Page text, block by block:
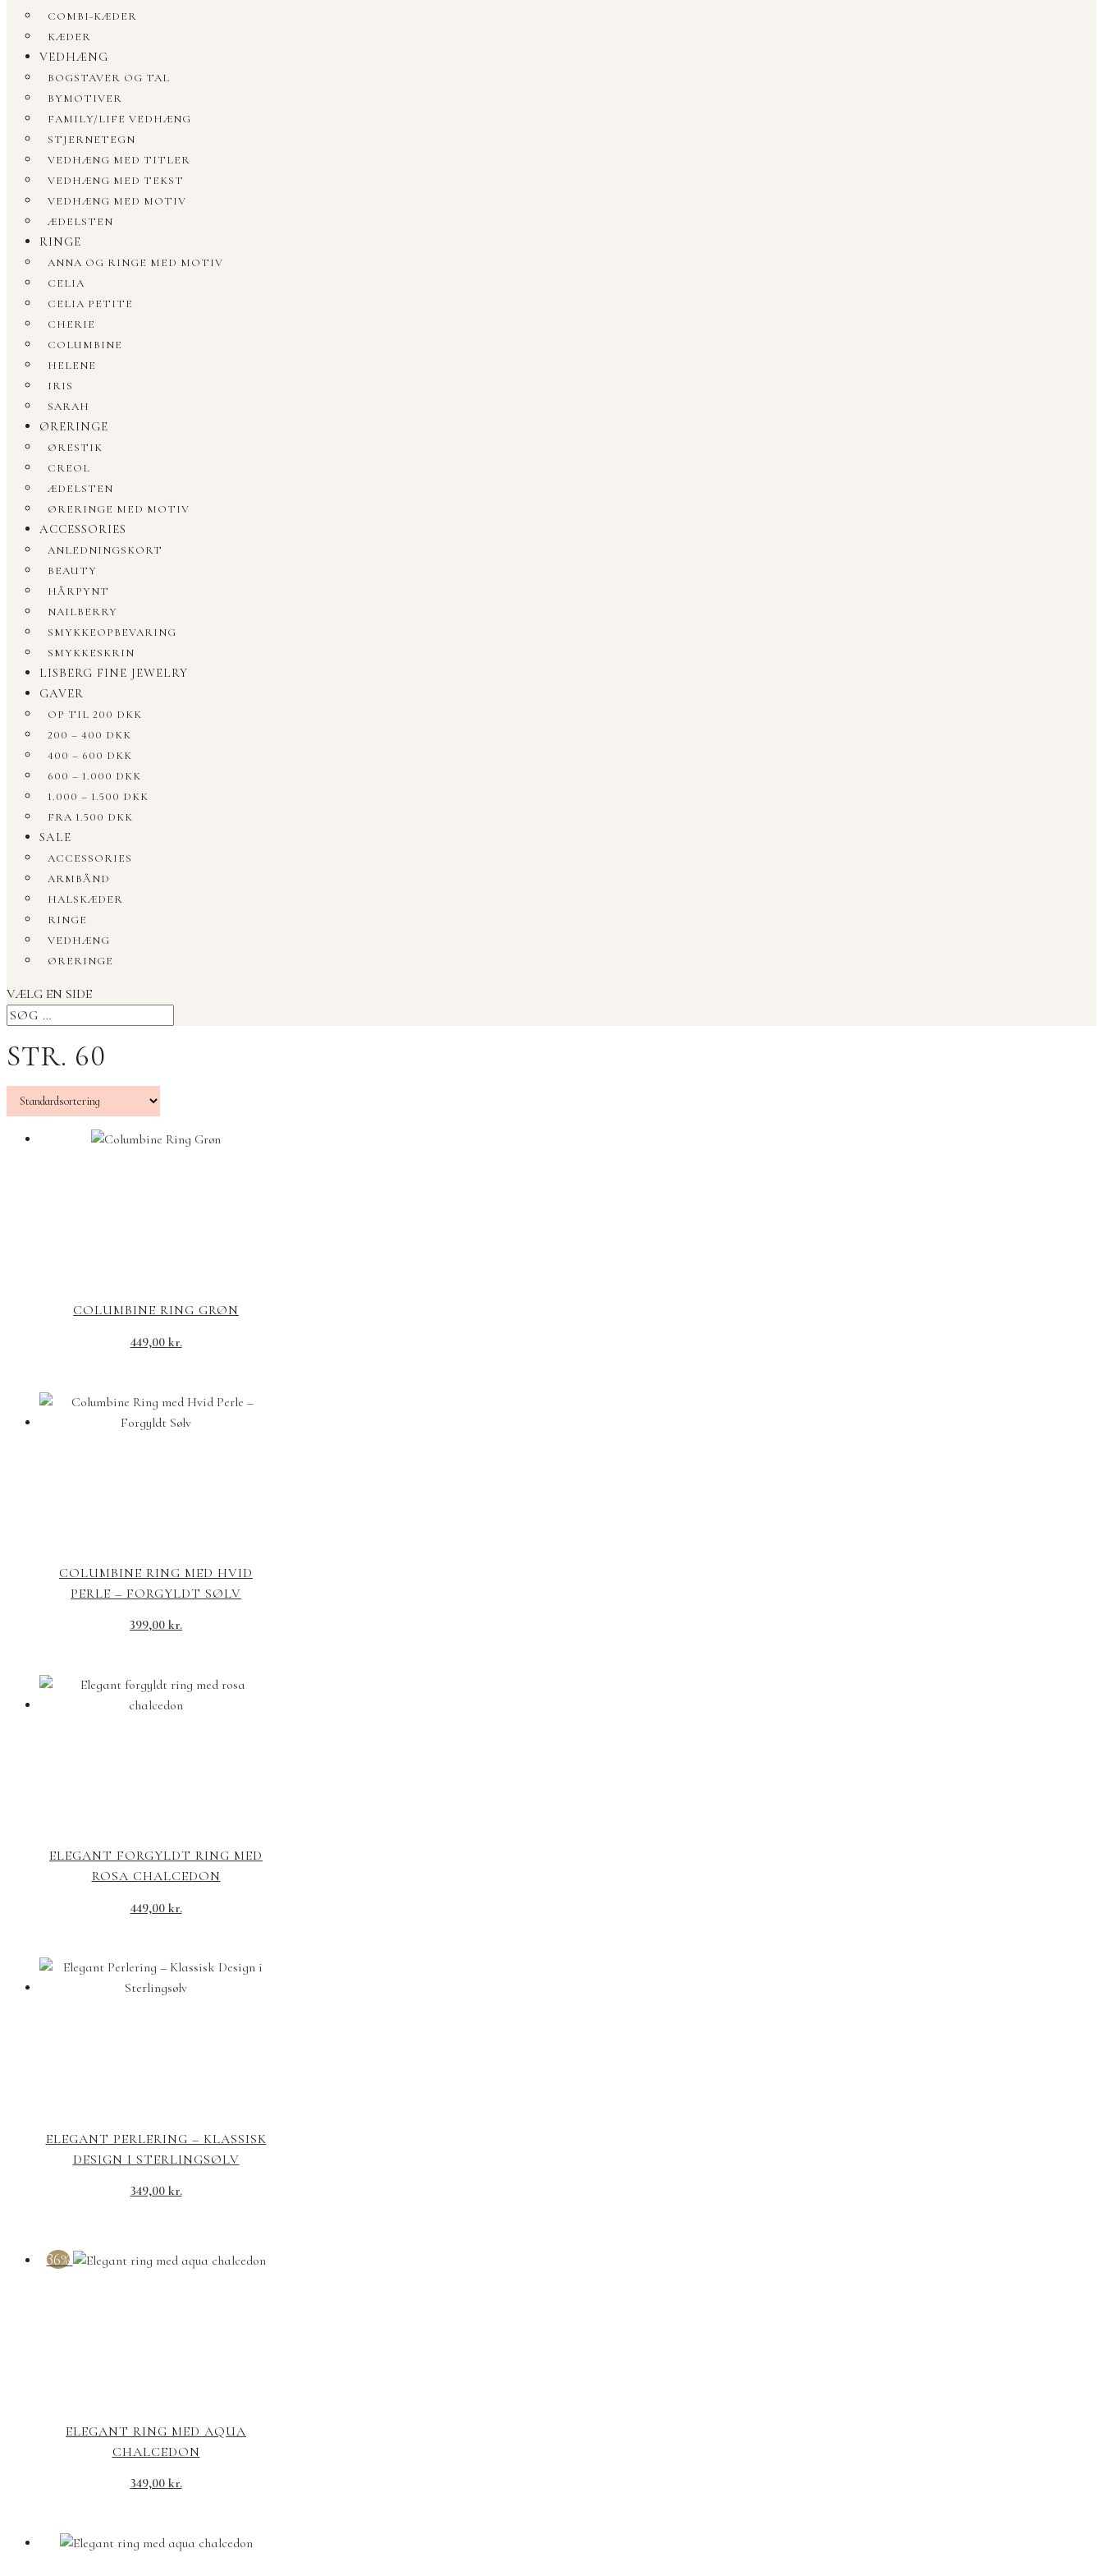
COMBI-KÆDER
KÆDER
VEDHÆNG
BOGSTAVER OG TAL
BYMOTIVER
FAMILY/LIFE VEDHÆNG
STJERNETEGN
VEDHÆNG MED TITLER
VEDHÆNG MED TEKST
VEDHÆNG MED MOTIV
ÆDELSTEN
RINGE
ANNA OG RINGE MED MOTIV
CELIA
CELIA PETITE
CHERIE
COLUMBINE
HELENE
IRIS
SARAH
ØRERINGE
ØRESTIK
CREOL
ÆDELSTEN
ØRERINGE MED MOTIV
ACCESSORIES
ANLEDNINGSKORT
BEAUTY
HÅRPYNT
NAILBERRY
SMYKKEOPBEVARING
SMYKKESKRIN
LISBERG FINE JEWELRY
GAVER
OP TIL 200 DKK
200 – 400 DKK
400 – 600 DKK
600 – 1.000 DKK
1.000 – 1.500 DKK
FRA 1.500 DKK
SALE
ACCESSORIES
ARMBÅND
HALSKÆDER
RINGE
VEDHÆNG
ØRERINGE
VÆLG EN SIDE
STR. 60
COLUMBINE RING GRØN
449,00 kr.
COLUMBINE RING MED HVID
PERLE – FORGYLDT SØLV
399,00 kr.
ELEGANT FORGYLDT RING MED
ROSA CHALCEDON
449,00 kr.
ELEGANT PERLERING – KLASSISK
DESIGN I STERLINGSØLV
349,00 kr.
36%
ELEGANT RING MED AQUA
CHALCEDON
349,00 kr.